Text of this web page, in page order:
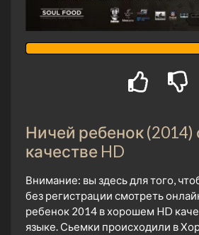
Ничей ребенок (2014)
качестве HD
Внимание: вы здесь для того,
без регистрации смотреть
ребенок 2014 в хорошем HD
языке. Сьемки происходили в